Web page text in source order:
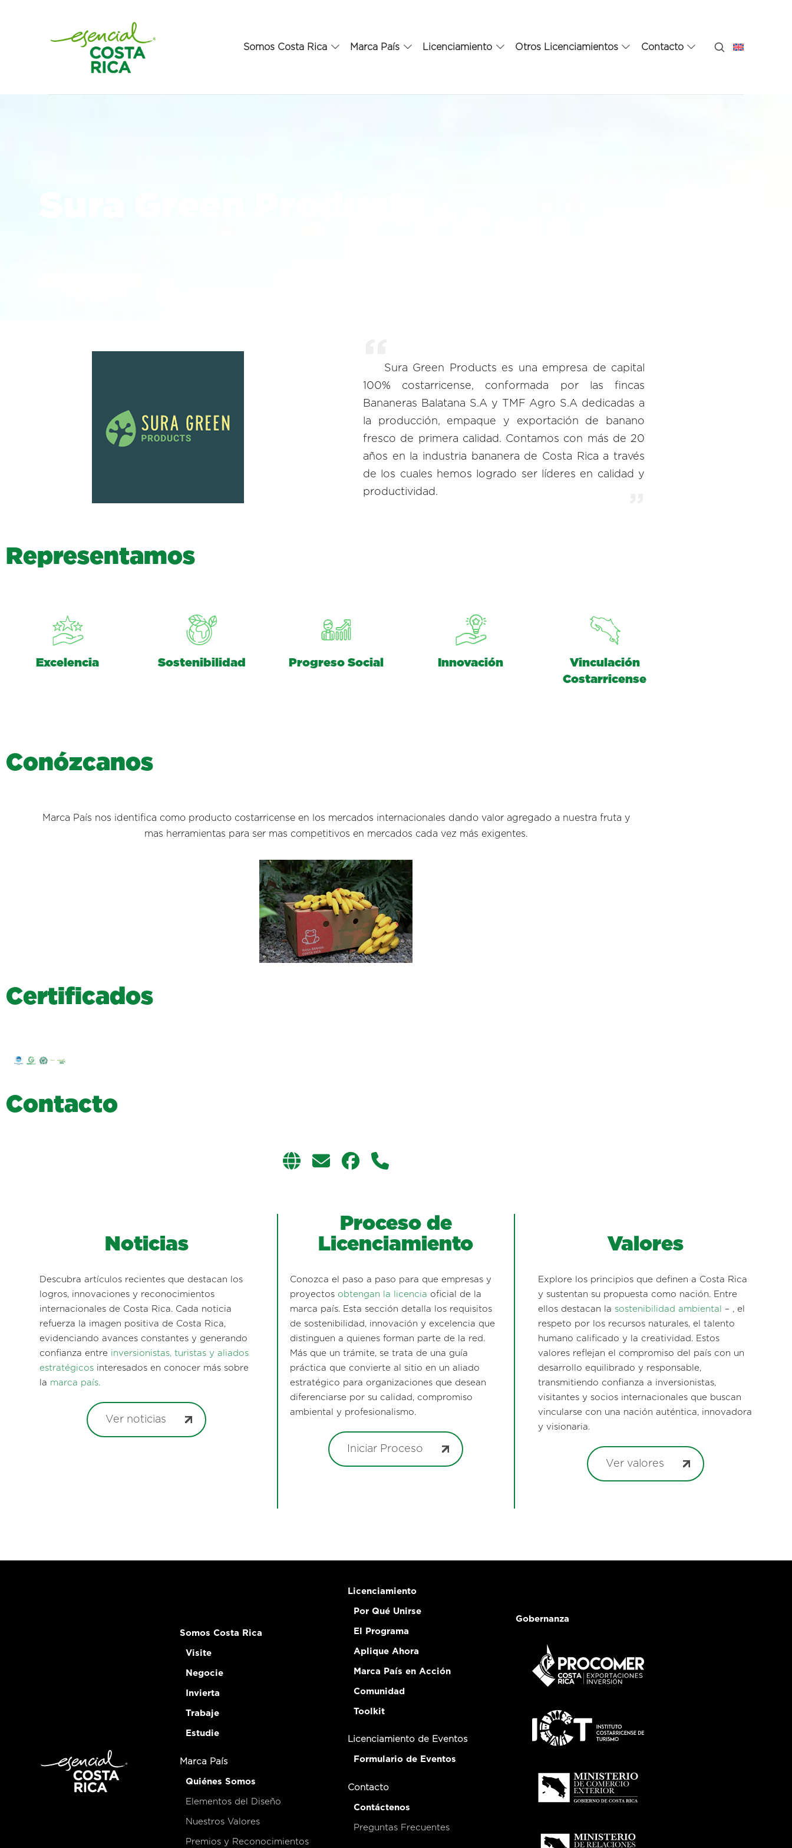
Somos Costa Rica Marca País Licenciamiento Otros Licenciamientos Contacto
Sura Green Products es una empresa de capital
100% costarricense, conformada por las fincas
Bananeras Balatana S.A y TMF Agro S.A dedicadas a
la producción, empaque y exportación de banano
fresco de primera calidad. Contamos con más de 20
años en la industria bananera de Costa Rica a través
de los cuales hemos logrado ser líderes en calidad y
productividad.
Representamos
Excelencia Sostenibilidad Progreso Social Innovación
Vinculación
Costarricense
Conózcanos
Marca País nos identifica como producto costarricense en los mercados internacionales dando valor agregado a nuestra fruta y
mas herramientas para ser mas competitivos en mercados cada vez más exigentes.
Certificad os
Contacto
Noticias
Descubra artículos recientes que destacan los
logros, innovaciones y reconocimientos
internacionales de Costa Rica. Cada noticia
refuerza la imagen positiva de Costa Rica,
evidenciando avances constantes y generando
confianza entre inversionistas, turistas y aliados
estratégicos interesados en conocer más sobre
la marca país.
Ver noticias
Proceso de
Licenciamiento
Conozca el paso a paso para que empresas y
proyectos obtengan la licencia oficial de la
marca país. Esta sección detalla los requisitos
de sostenibilidad, innovación y excelencia que
distinguen a quienes forman parte de la red.
Más que un trámite, se trata de una guía
práctica que convierte al sitio en un aliado
estratégico para organizaciones que desean
diferenciarse por su calidad, compromiso
ambiental y profesionalismo.
Iniciar Proceso
Valores
Explore los principios que definen a Costa Rica
y sustentan su propuesta como nación. Entre
ellos destacan la sostenibilidad ambiental
– , el
respeto por los recursos naturales, el talento
humano calificado y la creatividad. Estos
valores reflejan el compromiso del país con un
desarrollo equilibrado y responsable,
transmitiendo confianza a inversionistas,
visitantes y socios internacionales que buscan
vincularse con una nación auténtica, innovadora
y visionaria.
Ver valores
Somos Costa Rica
Visite
Negocie
Invierta
Trabaje
Estudie
Marca País
Quiénes Somos
Elementos del Diseño
Nuestros Valores
Premios y Reconocimientos
Licenciamiento
Por Qué Unirse
El Programa
Aplique Ahora
Marca País en Acción
Comunidad
Toolkit
Licenciamiento de Eventos
Formulario de Eventos
Contacto
Contáctenos
Preguntas Frecuentes
Gobernanza